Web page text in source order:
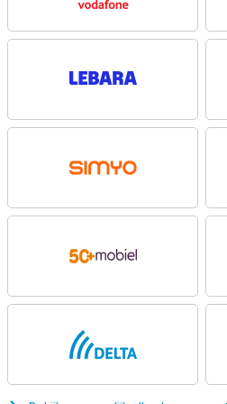
Nachtmodus, Portretmodus en HDR.
automatisch met het verbeteren van
selfiecamera zorgt bovendien voor
Op het grote 6.67 inch scherm kijk je
games reageren sneller. Het scherm
blijft het touchscreen goed reageren
stereo speakers met Dolby Atmos
en krachtiger tijdens het kijken van
Sterke hardware
processor met ondersteuning voor
video’s, gebruik je online apps en